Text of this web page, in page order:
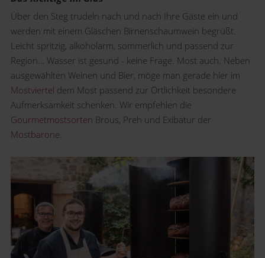
Über den Steg trudeln nach und nach Ihre Gäste ein und
werden mit einem Gläschen Birnenschaumwein begrüßt.
Leicht spritzig, alkoholarm, sommerlich und passend zur
Region… Wasser ist gesund - keine Frage. Most auch. Neben
ausgewählten Weinen und Bier, möge man gerade hier im
Mostviertel dem Most passend zur Örtlichkeit besondere
Aufmerksamkeit schenken. Wir empfehlen die
Gourmetmostsorten Brous, Preh und Exibatur der
Mostbarone